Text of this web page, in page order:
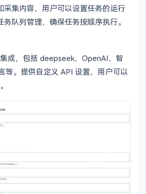
采集内容，用户可以设置任务的运行
队列管理，确保任务按顺序执行。
成，包括 deepseek、OpenAI、智
等。提供自定义 API 设置，用户可以